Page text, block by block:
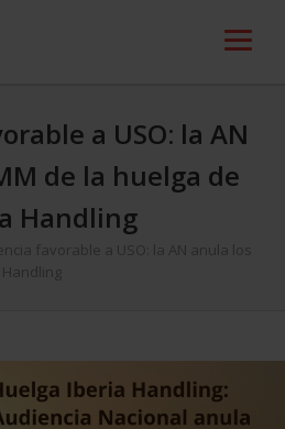
a USO: la AN
de la huelga de
Handling
favorable a USO: la AN anula los